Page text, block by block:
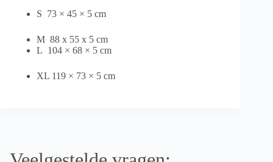
S 73 × 45 × 5 cm
M 88 x 55 x 5 cm
L 104 × 68 × 5 cm
XL 119 × 73 × 5 cm